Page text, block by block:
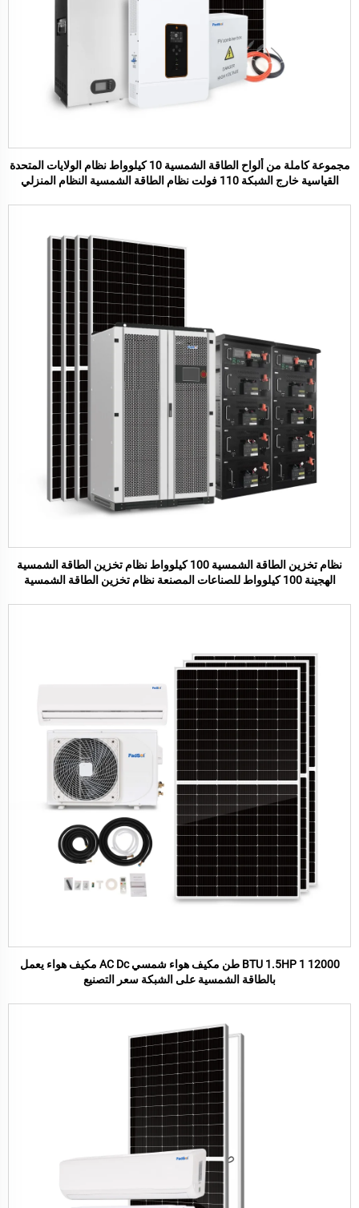
مجموعة كاملة من ألواح الطاقة الشمسية 10 كيلوواط نظام الولايات المتحدة
القياسية خارج الشبكة 110 فولت نظام الطاقة الشمسية النظام المنزلي
نظام تخزين الطاقة الشمسية 100 كيلوواط نظام تخزين الطاقة الشمسية
الهجينة 100 كيلوواط للصناعات المصنعة نظام تخزين الطاقة الشمسية
12000 BTU 1.5HP 1 طن مكيف هواء شمسي AC Dc مكيف هواء يعمل
بالطاقة الشمسية على الشبكة سعر التصنيع